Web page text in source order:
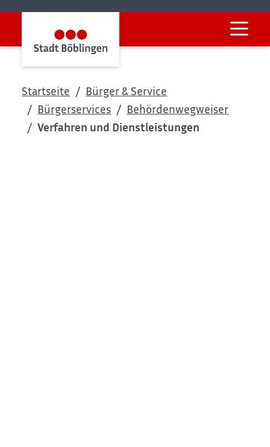
Startseite
Bürger & Service
Bürgerservices
Behördenwegweiser
Verfahren und Dienstleistungen